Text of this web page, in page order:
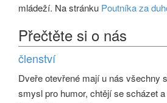
mládeží. Na stránku Poutníka za
Přečtěte si o nás
členství
Dveře otevřené mají u nás všechny
smysl pro humor, chtějí se scházet